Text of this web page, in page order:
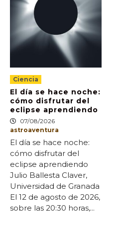
Ciencia
El día se hace noche:
cómo disfrutar del
eclipse aprendiendo
07/08/2026
astroaventura
El día se hace noche:
cómo disfrutar del
eclipse aprendiendo
Julio Ballesta Claver,
Universidad de Granada
El 12 de agosto de 2026,
sobre las 20:30 horas,...